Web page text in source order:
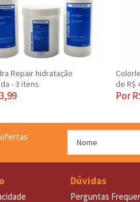
Repair hidratação
- 3 itens
de R$
Por
Dúvidas
Perguntas